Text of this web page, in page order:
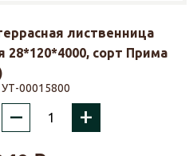
лиственница
28*120*4000, сорт Прима
УТ-00015800
– +